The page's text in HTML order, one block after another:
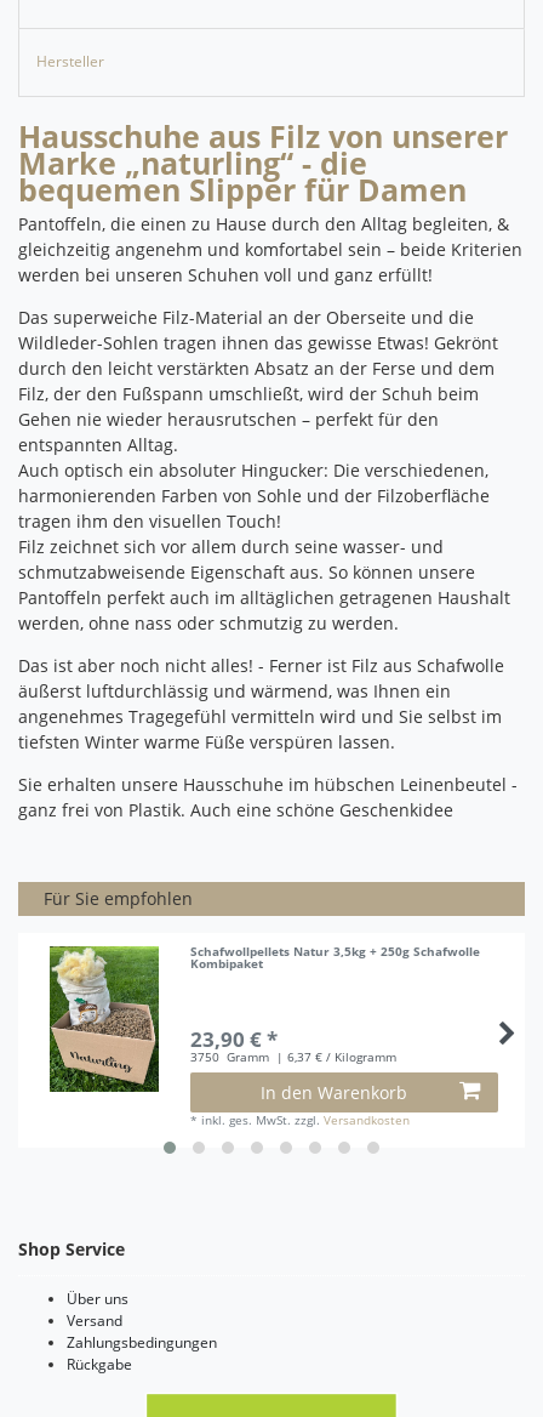
Hersteller
Hausschuhe aus Filz von unserer
Marke „naturling“ - die
bequemen Slipper für Damen
Pantoffeln, die einen zu Hause durch den Alltag begleiten, &
gleichzeitig angenehm und komfortabel sein – beide Kriterien
werden bei unseren Schuhen voll und ganz erfüllt!
Das superweiche Filz-Material an der Oberseite und die
Wildleder-Sohlen tragen ihnen das gewisse Etwas! Gekrönt
durch den leicht verstärkten Absatz an der Ferse und dem
Filz, der den Fußspann umschließt, wird der Schuh beim
Gehen nie wieder herausrutschen – perfekt für den
entspannten Alltag.
Auch optisch ein absoluter Hingucker: Die verschiedenen,
harmonierenden Farben von Sohle und der Filzoberfläche
tragen ihm den visuellen Touch!
Filz zeichnet sich vor allem durch seine wasser- und
schmutzabweisende Eigenschaft aus. So können unsere
Pantoffeln perfekt auch im alltäglichen getragenen Haushalt
werden, ohne nass oder schmutzig zu werden.
Das ist aber noch nicht alles! - Ferner ist Filz aus Schafwolle
äußerst luftdurchlässig und wärmend, was Ihnen ein
angenehmes Tragegefühl vermitteln wird und Sie selbst im
tiefsten Winter warme Füße verspüren lassen.
Sie erhalten unsere Hausschuhe im hübschen Leinenbeutel -
ganz frei von Plastik. Auch eine schöne Geschenkidee
Für Sie empfohlen
Schafwollpellets Natur 3,5kg + 250g Schafwolle
Kombipaket
23,90 € *
3750 Gramm | 6,37 € / Kilogramm
In den Warenkorb
* inkl. ges. MwSt. zzgl.Versandkosten
Shop Service
Über uns
Versand
Zahlungsbedingungen
Rückgabe